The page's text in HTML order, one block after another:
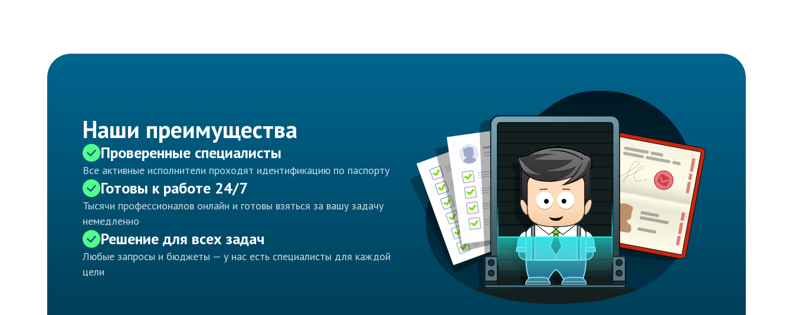
Наши преимущества
Проверенные специалисты
Все активные исполнители проходят идентификацию по паспорту
Готовы к работе 24/7
Тысячи профессионалов онлайн и готовы взяться за вашу задачу
немедленно
Решение для всех задач
Любые запросы и бюджеты — у нас есть специалисты для каждой
цели